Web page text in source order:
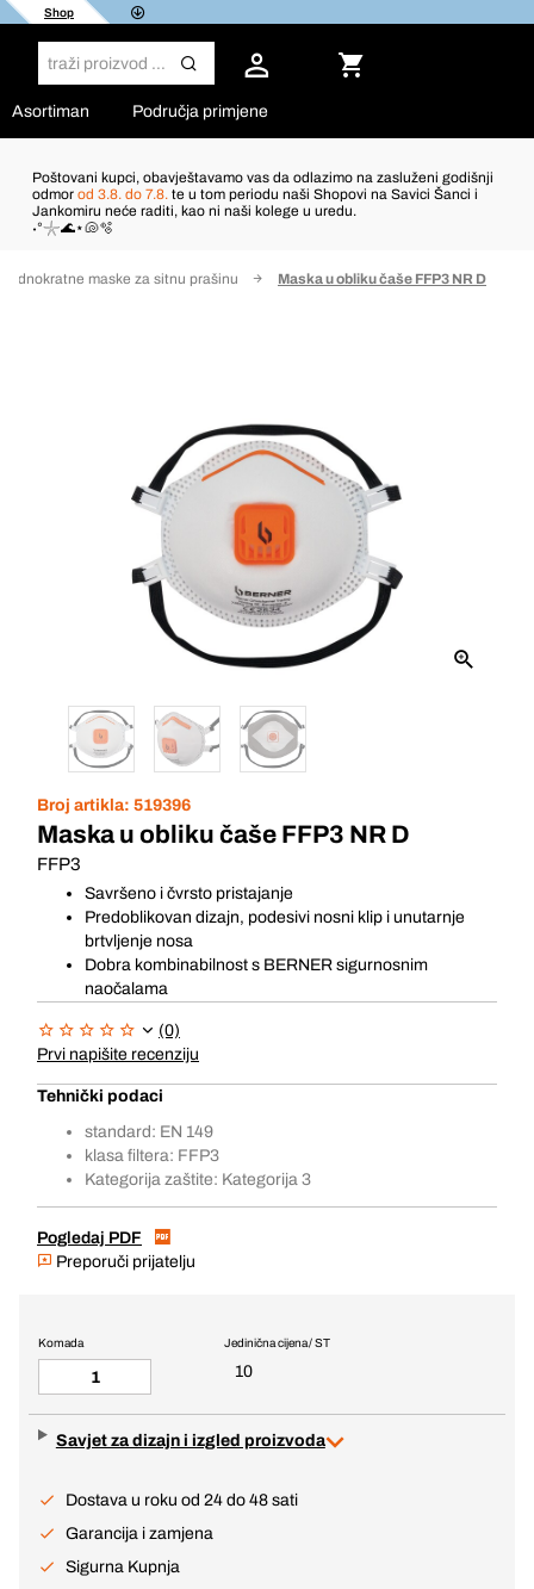
Shop
Asortiman Područja primjene
Poštovani kupci, obavještavamo vas da odlazimo na zasluženi godišnji
odmor od 3.8. do 7.8. te u tom periodu naši Shopovi na Savici Šanci i
Jankomiru neće raditi, kao ni naši kolege u uredu.
˖°𓇼🌊⋆🐚🫧
Jednokratne maske za sitnu prašinu Maska u obliku čaše FFP3 NR D
Broj artikla: 519396
Maska u obliku čaše FFP3 NR D
FFP3
Savršeno i čvrsto pristajanje
Predoblikovan dizajn, podesivi nosni klip i unutarnje
brtvljenje nosa
Dobra kombinabilnost s BERNER sigurnosnim
naočalama
(0)
Prvi napišite recenziju
Tehnički podaci
standard: EN 149
klasa filtera: FFP3
Kategorija zaštite: Kategorija 3
Pogledaj PDF
Preporuči prijatelju
Jedinična cijena / ST
10
Komada
Savjet za dizajn i izgled proizvoda
Dostava u roku od 24 do 48 sati
Garancija i zamjena
Sigurna Kupnja